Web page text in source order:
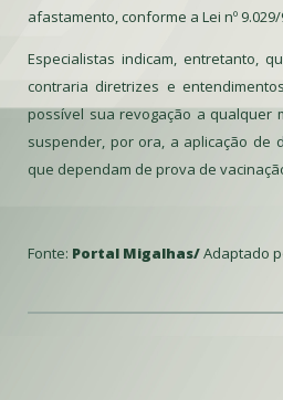
afastamento, conforme a Lei nº 9.029/
Especialistas indicam, entretanto,
contraria diretrizes e
possível sua revogação a qualquer
suspender, por ora, a aplicação de
que dependam de prova de
Fonte: Portal Migalhas/Adaptado